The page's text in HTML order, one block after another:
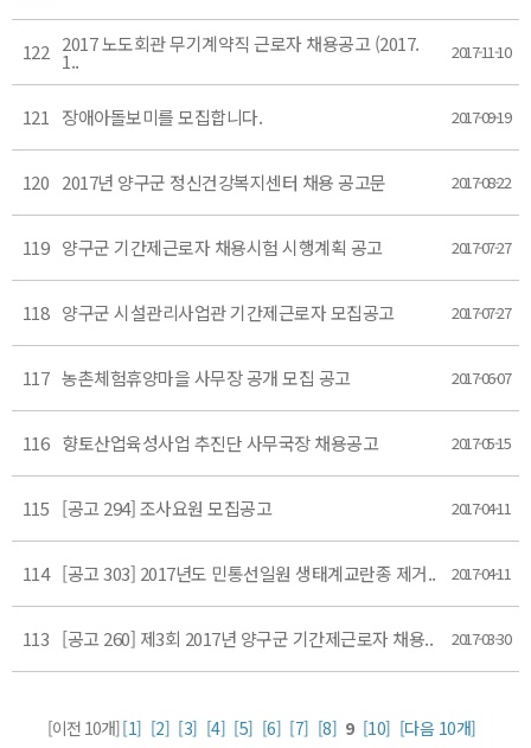
122 2017 노도회관 무기계약직 근로자 채용공고 (2017.
1.. 2017-11-10
121 장애아돌보미를 모집합니다. 2017-09-19
120 2017년 양구군 정신건강복지센터 채용 공고문 2017-08-22
119 양구군 기간제근로자 채용시험 시행계획 공고 2017-07-27
118 양구군 시설관리사업관 기간제근로자 모집공고 2017-07-27
117 농촌체험휴양마을 사무장 공개 모집 공고 2017-06-07
116 향토산업육성사업 추진단 사무국장 채용공고 2017-05-15
115 [공고 294] 조사요원 모집공고 2017-04-11
114 [공고 303] 2017년도 민통선일원 생태계교란종 제거.. 2017-04-11
113 [공고 260] 제3회 2017년 양구군 기간제근로자 채용.. 2017-03-30
[이전 10개][1] [2] [3] [4] [5] [6] [7] [8] 9 [10] [다음 10개]